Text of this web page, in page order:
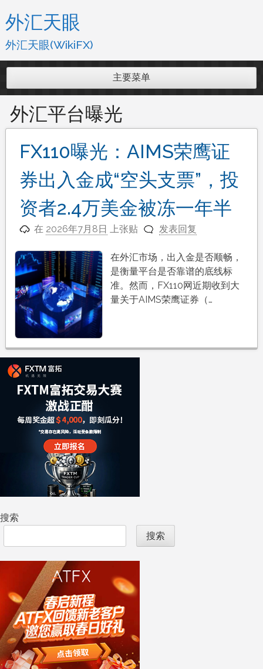
至
内
外汇天眼
外汇天眼(WikiFX)
主要菜单
外汇平台曝光
FX110曝光：AIMS荣鹰证
券出入金成“空头支票”，投
资者2.4万美金被冻一年半
在 2026年7月8日 上张贴 发表回复
在外汇市场，出入金是否顺畅，
是衡量平台是否靠谱的底线标
准。然而，FX110网近期收到大
量关于AIMS荣鹰证券（…
搜索
搜索